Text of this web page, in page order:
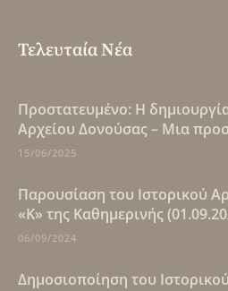
Τελευταία Νέα
Πρoστατευμένο: Η
Αρχείου Δονούσας – Μια
15/06/2025
Παρουσίαση του Ιστορικού
«Κ» της Καθημερινής
06/09/2024
Δημοσιοποίηση του